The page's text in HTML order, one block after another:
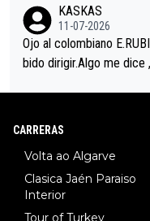
i sin pedalear, luego está
mano de una manera
es en el hombro con que
KASKAS
11-07-2026
Ojo al colombiano
bido
CARRERAS
Volta ao Algarve
Clasica Jaén Paraiso
Interior
Tour of Turkey